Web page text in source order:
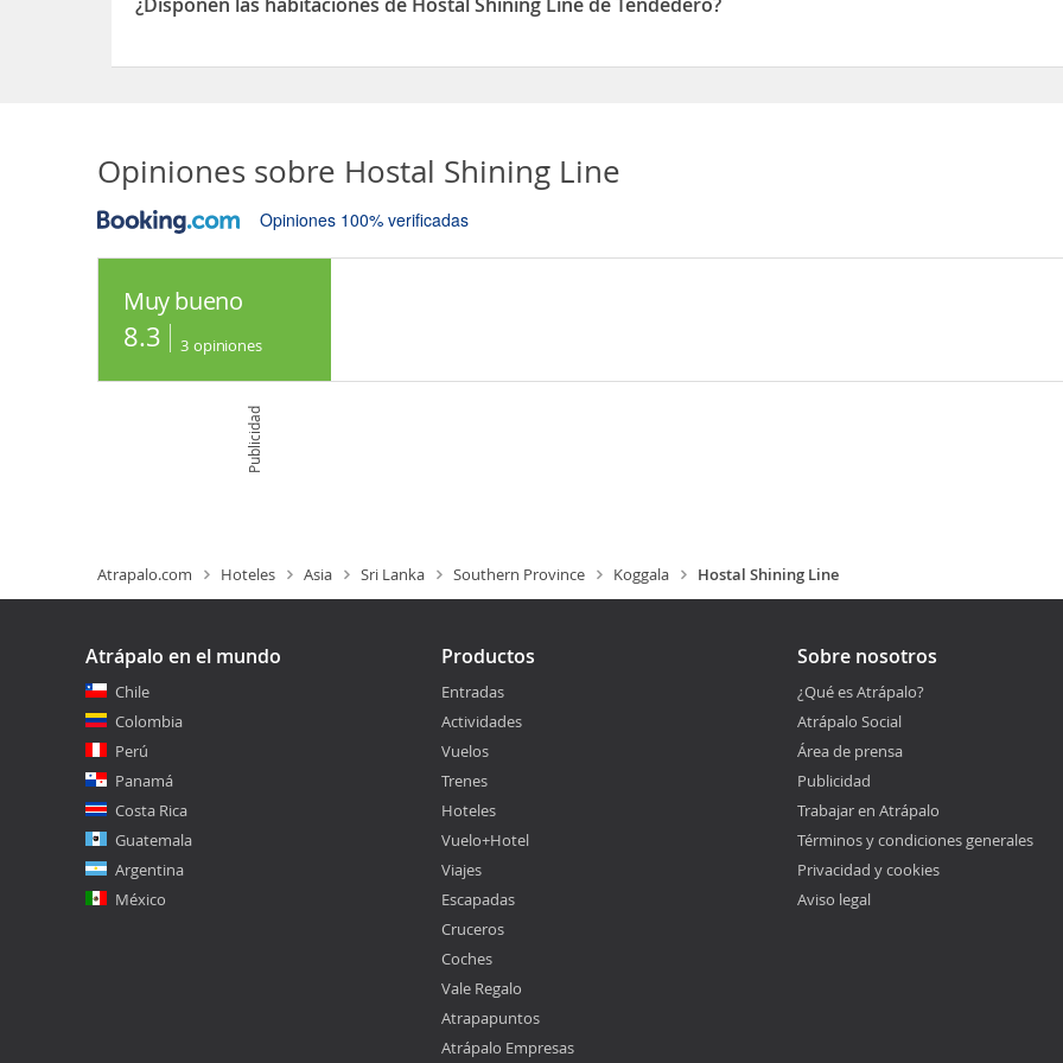
Opiniones sobre Hostal Shining Line
Opiniones 100% verificadas
Muy bueno
8.3 3 opiniones
Publicidad
Atrapalo.com Hoteles Asia Sri Lanka Southern Province Koggala Hostal Shining Line
Atrápalo en el mundo
Chile
Colombia
Perú
Panamá
Costa Rica
Guatemala
Argentina
México
Productos
Entradas
Actividades
Vuelos
Trenes
Hoteles
Vuelo+Hotel
Viajes
Escapadas
Cruceros
Coches
Vale Regalo
Atrapapuntos
Atrápalo Empresas
Sobre nosotros
¿Qué es Atrápalo?
Atrápalo Social
Área de prensa
Publicidad
Trabajar en Atrápalo
Términos y condiciones generales
Privacidad y cookies
Aviso legal